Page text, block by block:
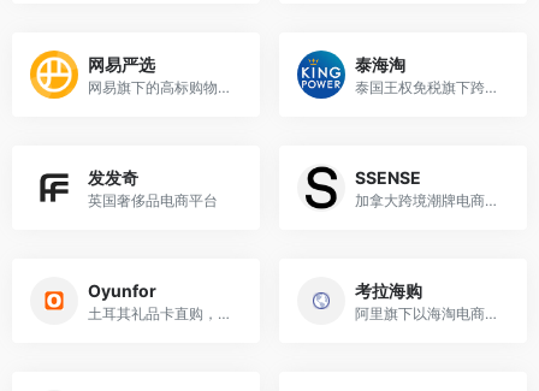
网易严选
网易旗下的高标购物平台
泰海淘
泰国王权免税旗下跨境电商
发发奇
英国奢侈品电商平台
SSENSE
加拿大跨境潮牌电商，奢华时...
Oyunfor
土耳其礼品卡直购，支持银联...
考拉海购
阿里旗下以海淘电商平台